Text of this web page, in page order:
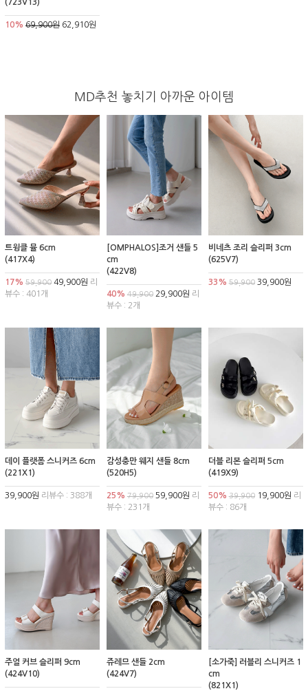
(723V13)
10% 69,900원 62,910원
MD추천 놓치기 아까운 아이템
트윙클 뮬 6cm
(417X4)
17% 59,900 49,900원 리
뷰수 : 401개
[OMPHALOS]조거 샌들 5
cm
(422V8)
40% 49,90029,900원 리
뷰수 : 2개
비네츠 조리 슬리퍼 3cm
(625V7)
33% 59,90039,900원
데이 플랫폼 스니커즈 6cm
(221X1)
39,900원 리뷰수 : 388개
감성충만 웨지 샌들 8cm
(520H5)
25% 79,90059,900원 리
뷰수 : 231개
더블 리본 슬리퍼 5cm
(419X9)
50% 39,90019,900원 리
뷰수 : 86개
주얼 커브 슬리퍼 9cm
(424V10)
쥬레므 샌들 2cm
(424V7)
[소가죽] 러블리 스니커즈 1
cm
(821X1)